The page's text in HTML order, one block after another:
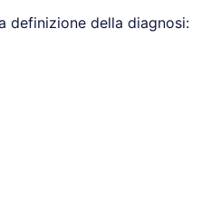
definizione della diagnosi: